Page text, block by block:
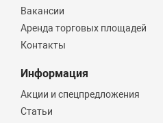
Вакансии
Аренда торговых площадей
Контакты
Информация
Акции и спецпредложения
Статьи